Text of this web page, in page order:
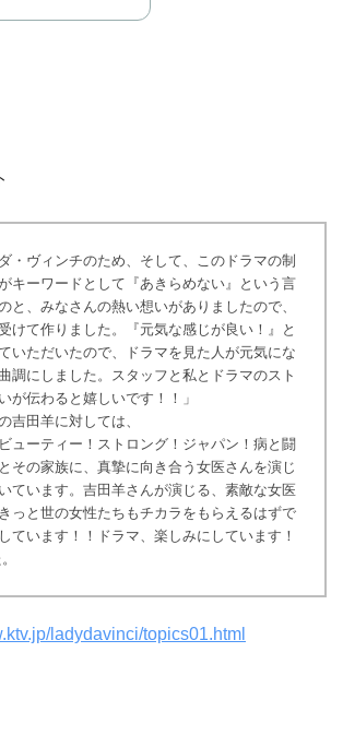
・ヴィンチのため、そして、このドラマの制
キーワードとして『あきらめない』という言
と、みなさんの熱い想いがありましたので、
けて作りました。『元気な感じが良い！』と
いただいたので、ドラマを見た人が元気にな
調にしました。スタッフと私とドラマのスト
が伝わると嬉しいです！！」
吉田羊に対しては、
ューティー！ストロング！ジャパン！病と闘
その家族に、真摯に向き合う女医さんを演じ
ています。吉田羊さんが演じる、素敵な女医
っと世の女性たちもチカラをもらえるはずで
ています！！ドラマ、楽しみにしています！
ladydavinci/topics01.html